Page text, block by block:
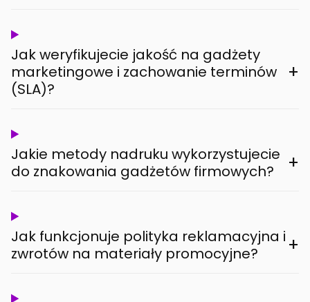
Jak weryfikujecie jakość na gadżety
marketingowe i zachowanie terminów
(SLA)?
+
Jakie metody nadruku wykorzystujecie
do znakowania gadżetów firmowych?
+
Jak funkcjonuje polityka reklamacyjna i
zwrotów na materiały promocyjne?
+